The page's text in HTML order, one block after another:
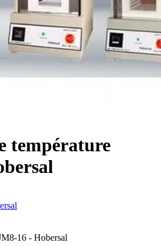
température
16 - Hobersal